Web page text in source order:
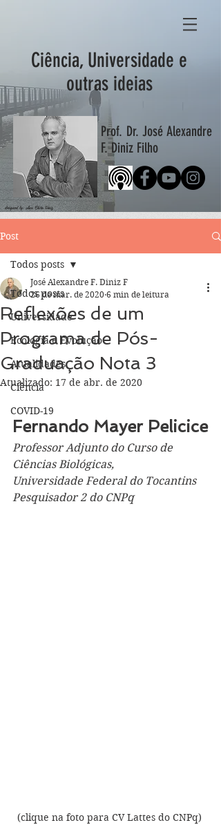
Ciência, Universidade e
outras ideias
Prof. Dr. José Alexandre
F. Diniz Filho
designed by: Ana Clara Diniz
Post
Todos posts
Universidade
Ecologia e Evolução
Atualidades
Ciência
COVID-19
Todos posts
Reflexões de um
Programa de Pós-
Graduação Nota 3
José Alexandre F. Diniz F
26 de mar. de 2020 6 min de leitura
Atualizado: 17 de abr. de 2020
Fernando Mayer Pelicice
Professor Adjunto do Curso de
Ciências Biológicas,
Universidade Federal do Tocantins
Pesquisador 2 do CNPq
(clique na foto para CV Lattes do CNPq)